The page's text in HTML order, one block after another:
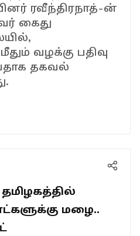
ரவீந்திரநாத்-ன்
கைது
வழக்கு பதிவு
தகவல்
மழை..